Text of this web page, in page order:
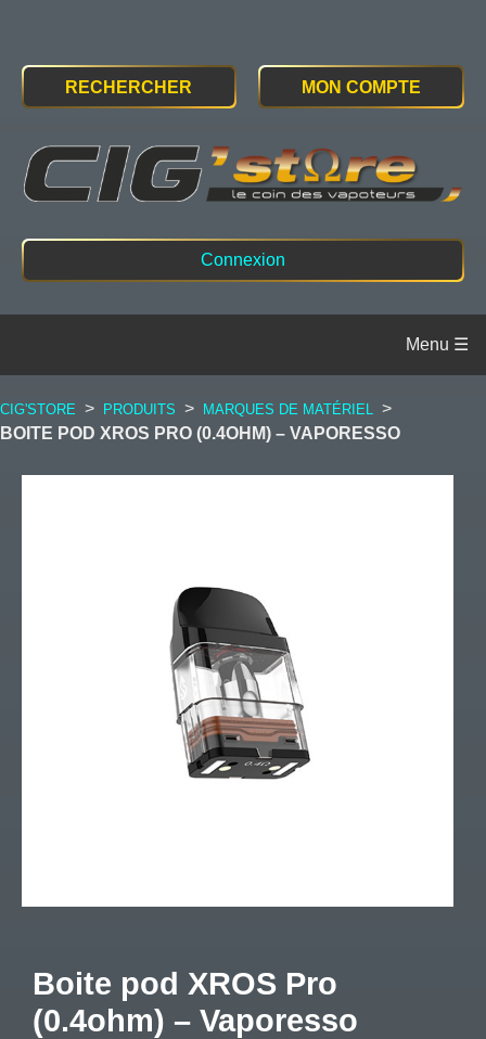
RECHERCHER MON COMPTE
Connexion
CIG'STORE > PRODUITS > MARQUES DE MATÉRIEL
>
BOITE POD XROS PRO (0.4OHM) – VAPORESSO
Boite pod XROS Pro
(0.4ohm) – Vaporesso